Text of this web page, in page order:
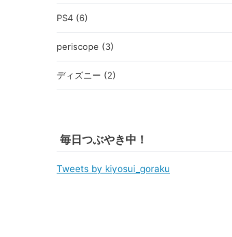
PS4 (6)
periscope (3)
ディズニー (2)
毎日つぶやき中！
Tweets by kiyosui_goraku